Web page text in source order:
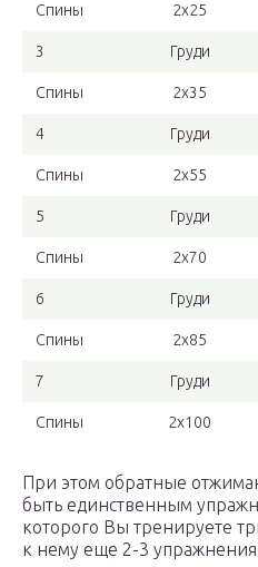
Спины 2х25
3 Груди
Спины 2х35
4 Груди
Спины 2х55
5 Груди
Спины 2х70
6 Груди
Спины 2х85
7 Груди
Спины 2х100
При этом обратные
быть единственным
которого Вы тренируете
к нему еще 2-3